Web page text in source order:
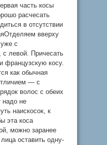
часть косы
расчесать
в отсутствии
вверху
с
с левой. Причесать
французскую косу.
как обычная
— с
волос с обеих
надо не
наискосок, к
эта коса
можно заранее
оставить одну-